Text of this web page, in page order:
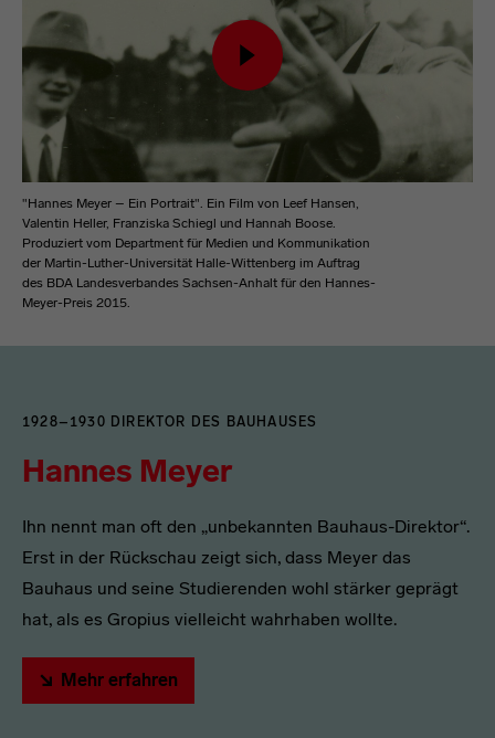
Inhalt von Vimeo laden
"Hannes Meyer – Ein Portrait". Ein Film von Leef Hansen,
Valentin Heller, Franziska Schiegl und Hannah Boose.
Produziert vom Department für Medien und Kommunikation
der Martin-Luther-Universität Halle-Wittenberg im Auftrag
des BDA Landesverbandes Sachsen-Anhalt für den Hannes-
Meyer-Preis 2015.
1928–1930 DIREKTOR DES BAUHAUSES
Hannes Meyer
Ihn nennt man oft den „unbekannten Bauhaus-Direktor“.
Erst in der Rückschau zeigt sich, dass Meyer das
Bauhaus und seine Studierenden wohl stärker geprägt
hat, als es Gropius vielleicht wahrhaben wollte.
Mehr erfahren